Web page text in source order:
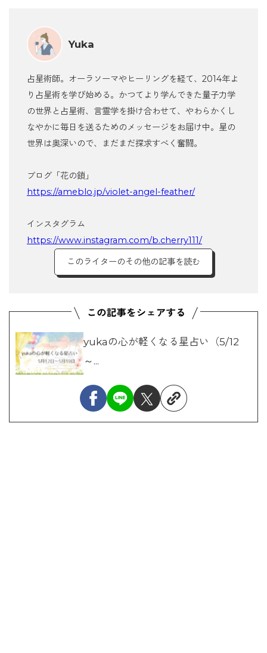
Yuka
占星術師。オーラソーマやヒーリングを経て、2014年よ
り占星術を学び始める。かつてより学んできた量子力学
の世界と占星術、言霊学を掛け合わせて、やわらかくし
なやかに毎日を送るためのメッセージをお届け中。星の
世界は奥深いので、まだまだ探求すべく奮闘。
ブログ「花の鎖」
https://ameblo.jp/violet-angel-feather/
インスタグラム
https://www.instagram.com/b.cherry111/
このライターのその他の記事を読む
yukaの心が軽くなる星占い（5/12
～...